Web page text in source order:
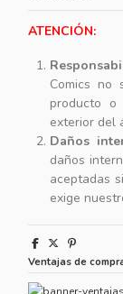
ATENCIÓN:
Comics no
producto
exterior del
Daños
daños
aceptadas
exige
Ventajas de